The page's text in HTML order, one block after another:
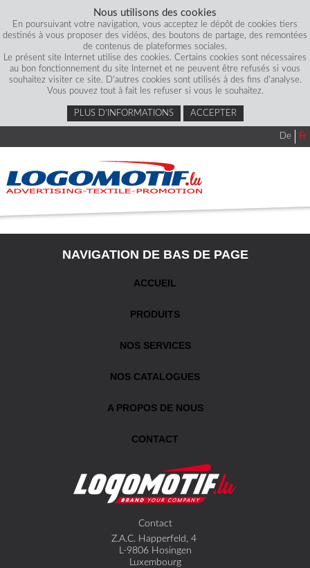
Nous utilisons des cookies
En poursuivant votre navigation, vous acceptez le dépôt de cookies tiers
destinés à vous proposer des vidéos, des boutons de partage, des remontées
de contenus de plateformes sociales.
Le présent site Internet utilise des cookies. Certains cookies sont nécessaires
au bon fonctionnement du site Internet et ne peuvent être refusés si vous
souhaitez visiter ce site. D'autres cookies sont utilisés à des fins d'analyse.
Vous pouvez tout à fait les refuser si vous le souhaitez.
PLUS D’INFORMATIONS ACCEPTER
De Fr
NAVIGATION DE BAS DE PAGE
ACCUEIL
PRODUITS
NOS SERVICES
NOS CATALOGUES
A PROPOS DE NOUS
CONTACT
Contact
Z.A.C. Happerfeld, 4
L-9806 Hosingen
Luxembourg